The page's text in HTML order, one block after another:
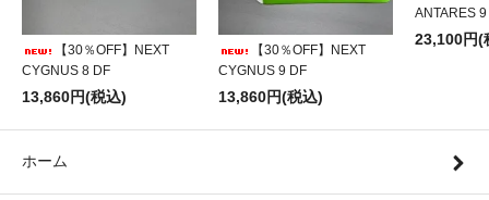
【30％OFF】NEXT
CYGNUS 8 DF
13,860円(税込)
【30％OFF】NEXT
CYGNUS 9 DF
13,860円(税込)
ANTARES
23,100円(
ホーム